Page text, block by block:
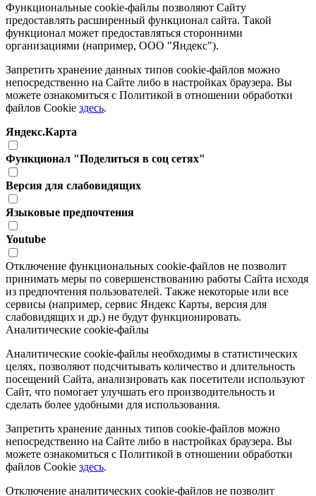
Функциональные cookie-файлы позволяют Сайту
предоставлять расширенный функционал сайта. Такой
функционал может предоставляться сторонними
организациями (например, ООО "Яндекс").
Запретить хранение данных типов cookie-файлов можно
непосредственно на Сайте либо в настройках браузера. Вы
можете ознакомиться с Политикой в отношении обработки
файлов Cookie здесь.
Яндекс.Карта
Функционал "Поделиться в соц сетях"
Версия для слабовидящих
Языковые предпочтения
Youtube
Отключение функциональных cookie-файлов не позволит
принимать меры по совершенствованию работы Сайта исходя
из предпочтения пользователей. Также некоторые или все
сервисы (например, сервис Яндекс Карты, версия для
слабовидящих и др.) не будут функционировать.
Аналитические cookie-файлы
Аналитические cookie-файлы необходимы в статистических
целях, позволяют подсчитывать количество и длительность
посещений Сайта, анализировать как посетители используют
Сайт, что помогает улучшать его производительность и
сделать более удобными для использования.
Запретить хранение данных типов cookie-файлов можно
непосредственно на Сайте либо в настройках браузера. Вы
можете ознакомиться с Политикой в отношении обработки
файлов Cookie здесь.
Отключение аналитических cookie-файлов не позволит